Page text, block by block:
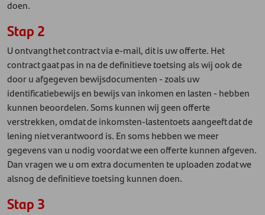
doen.
Stap 2
U ontvangt het contract via e-mail, dit is uw offerte. Het
contract gaat pas in na de definitieve toetsing als wij ook de
door u afgegeven bewijsdocumenten - zoals uw
identificatiebewijs en bewijs van inkomen en lasten - hebben
kunnen beoordelen. Soms kunnen wij geen offerte
verstrekken, omdat de inkomsten-lastentoets aangeeft dat de
lening niet verantwoord is. En soms hebben we meer
gegevens van u nodig voordat we een offerte kunnen afgeven.
Dan vragen we u om extra documenten te uploaden zodat we
alsnog de definitieve toetsing kunnen doen.
Stap 3